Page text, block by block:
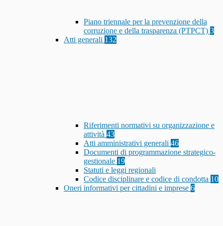
Piano triennale per la prevenzione della
corruzione e della trasparenza (PTPCT) 3
Atti generali 132
Riferimenti normativi su organizzazione e
attività 43
Atti amministrativi generali 46
Documenti di programmazione strategico-
gestionale 19
Statuti e leggi regionali
Codice disciplinare e codice di condotta 10
Oneri informativi per cittadini e imprese 6